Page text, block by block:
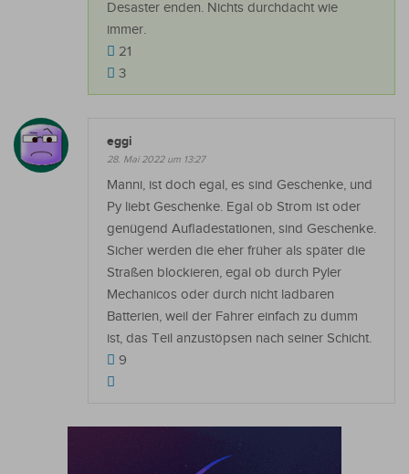
Desaster enden. Nichts durchdacht wie
immer.
21
3
eggi
28. Mai 2022 um 13:27
Manni, ist doch egal, es sind Geschenke, und
Py liebt Geschenke. Egal ob Strom ist oder
genügend Aufladestationen, sind Geschenke.
Sicher werden die eher früher als später die
Straßen blockieren, egal ob durch Pyler
Mechanicos oder durch nicht ladbaren
Batterien, weil der Fahrer einfach zu dumm
ist, das Teil anzustöpsen nach seiner Schicht.
9